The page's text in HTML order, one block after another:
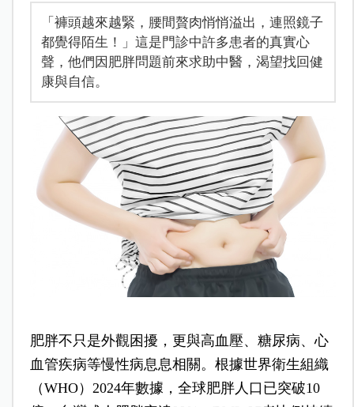
「褲頭越來越緊，腰間贅肉悄悄溢出，連照鏡子
都覺得陌生！」這是門診中許多患者的真實心
聲，他們因肥胖問題前來求助中醫，渴望找回健
康與自信。
肥胖不只是外觀困擾，更與高血壓、糖尿病、心
血管疾病等慢性病息息相關。根據世界衛生組織
（WHO）2024年數據，全球肥胖人口已突破10